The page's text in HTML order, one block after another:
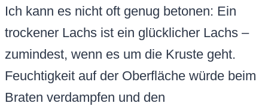
Ich kann es nicht oft genug betonen: Ein
trockener Lachs ist ein glücklicher Lachs –
zumindest, wenn es um die Kruste geht.
Feuchtigkeit auf der Oberfläche würde beim
Braten verdampfen und den